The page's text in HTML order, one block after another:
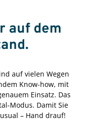
auf dem
auf vielen Wegen
Know-how, mit
Einsatz. Das
Modus. Damit Sie
– Hand drauf!